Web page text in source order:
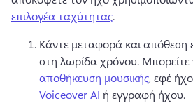
επιλογέα ταχύτητας.
Κάντε μεταφορά και απόθεση
στη λωρίδα χρόνου. Μπορείτε
αποθήκευση μουσικής, εφέ
Voiceover AI ή εγγραφή ήχου.